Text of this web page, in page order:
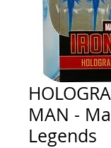
MAN -
Legends